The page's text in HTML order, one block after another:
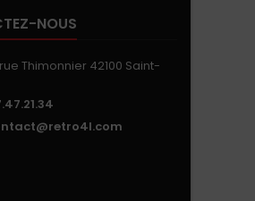
NOUS
rue Thimonnier 42100 Saint-